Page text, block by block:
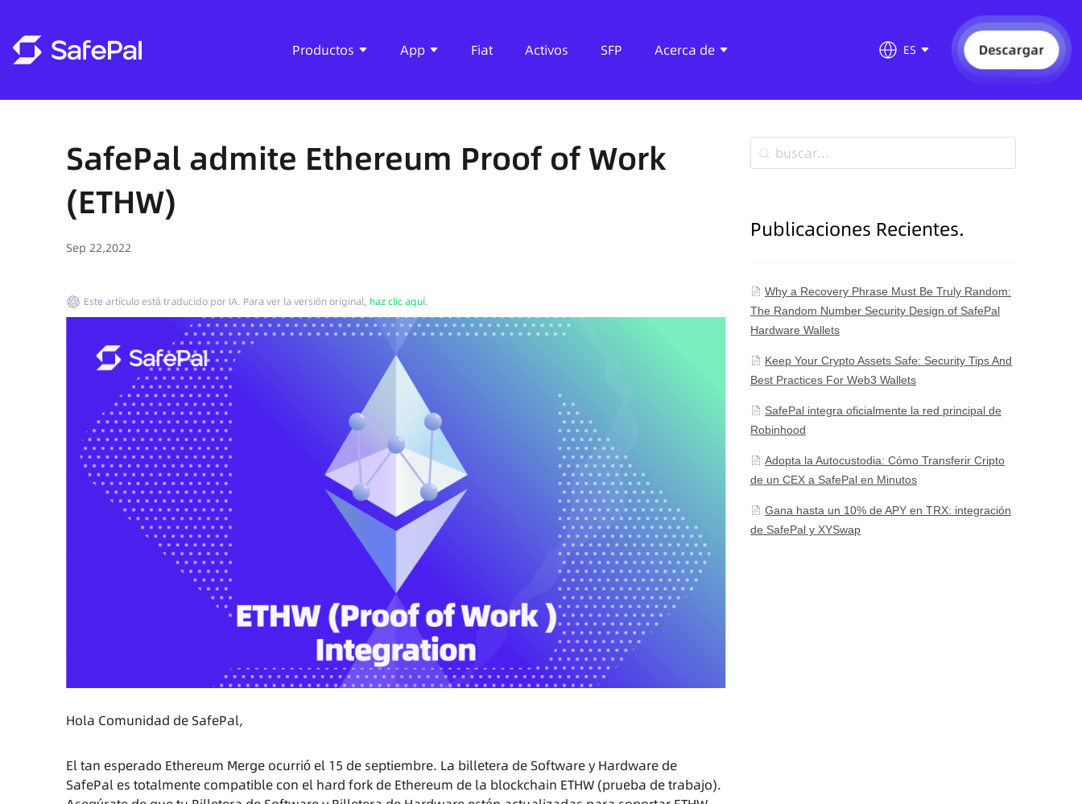
Productos App Fiat Activos SFP Acerca de ES Descargar
SafePal admite Ethereum Proof of Work
(ETHW)
Sep 22,2022
Este artículo está traducido por IA. Para ver la versión original, haz clic aquí.
Hola Comunidad de SafePal,
El tan esperado Ethereum Merge ocurrió el 15 de septiembre. La billetera de Software y Hardware de
SafePal es totalmente compatible con el hard fork de Ethereum de la blockchain ETHW (prueba de trabajo).
Publicaciones Recientes.
Why a Recovery Phrase Must Be Truly Random:
The Random Number Security Design of SafePal
Hardware Wallets
Keep Your Crypto Assets Safe: Security Tips And
Best Practices For Web3 Wallets
SafePal integra oficialmente la red principal de
Robinhood
Adopta la Autocustodia: Cómo Transferir Cripto
de un CEX a SafePal en Minutos
Gana hasta un 10% de APY en TRX: integración
de SafePal y XYSwap